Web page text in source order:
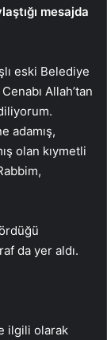
mesajda
eski Belediye
Allah’tan
adamış,
olan kıymetli
da yer aldı.
ilgili olarak